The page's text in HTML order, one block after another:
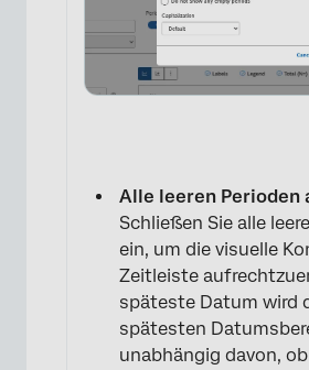
Alle leeren Perioden
Schließen Sie alle
ein, um die visuelle
Zeitleiste
späteste Datum wird
spätesten
unabhängig davon,